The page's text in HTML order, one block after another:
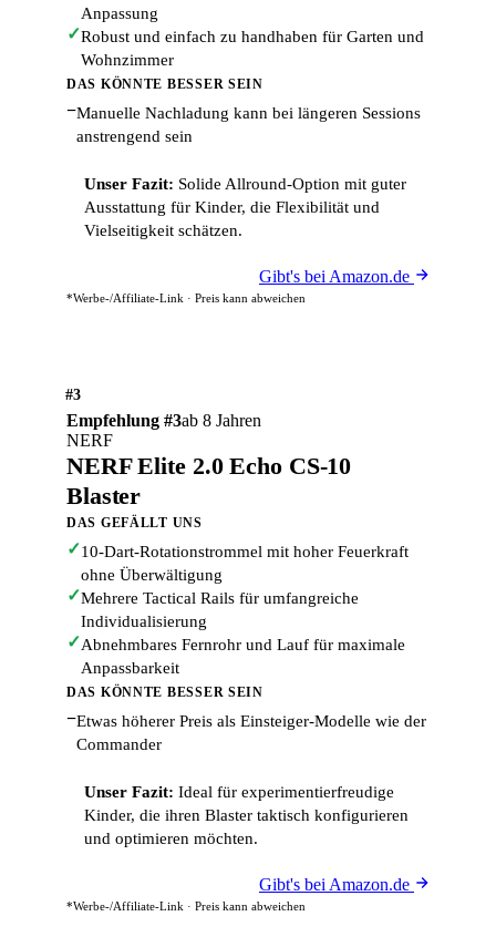
Anpassung
✓Robust und einfach zu handhaben für Garten und
Wohnzimmer
DAS KÖNNTE BESSER SEIN
−Manuelle Nachladung kann bei längeren Sessions
anstrengend sein
Unser Fazit: Solide Allround-Option mit guter
Ausstattung für Kinder, die Flexibilität und
Vielseitigkeit schätzen.
Gibt's bei Amazon.de
*Werbe-/Affiliate-Link · Preis kann abweichen
#3
Empfehlung #3ab 8 Jahren
NERF
NERF Elite 2.0 Echo CS-10
Blaster
DAS GEFÄLLT UNS
✓10-Dart-Rotationstrommel mit hoher Feuerkraft
ohne Überwältigung
✓Mehrere Tactical Rails für umfangreiche
Individualisierung
✓Abnehmbares Fernrohr und Lauf für maximale
Anpassbarkeit
DAS KÖNNTE BESSER SEIN
−Etwas höherer Preis als Einsteiger-Modelle wie der
Commander
Unser Fazit: Ideal für experimentierfreudige
Kinder, die ihren Blaster taktisch konfigurieren
und optimieren möchten.
Gibt's bei Amazon.de
*Werbe-/Affiliate-Link · Preis kann abweichen